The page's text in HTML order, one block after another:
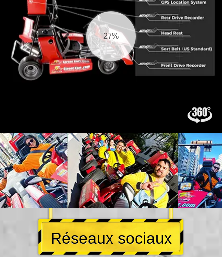
28%
Réseaux sociaux